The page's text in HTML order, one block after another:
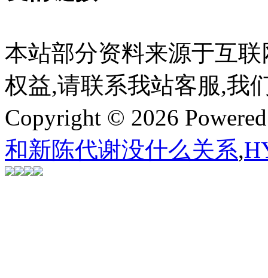
本站部分资料来源于互
权益,请联系我站客服,我
Copyright © 2026
和新陈代谢没什么关系,